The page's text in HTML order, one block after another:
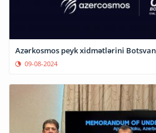
Azərkosmos peyk xidmətlərini
09-08-2024